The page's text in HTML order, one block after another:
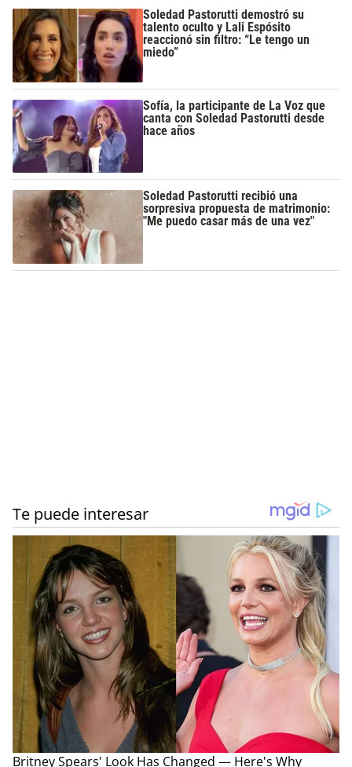
Soledad Pastorutti demostró su
talento oculto y Lali Espósito
reaccionó sin filtro: “Le tengo un
miedo”
Sofía, la participante de La Voz que
canta con Soledad Pastorutti desde
hace años
Soledad Pastorutti recibió una
sorpresiva propuesta de matrimonio:
"Me puedo casar más de una vez"